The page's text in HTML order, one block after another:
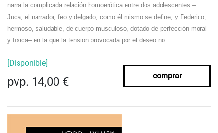
narra la complicada rela­ción homoerótica entre dos adolescentes –
Juca, el narrador, feo y delgado, como él mismo se define, y Federico,
hermoso, saludable, de cuerpo musculo­so, dotado de perfección moral
y física– en la que la tensión provocada por el deseo no ...
[Disponible]
pvp. 14,00 € comprar